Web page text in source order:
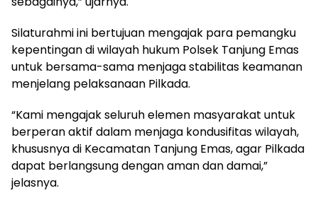
Silaturahmi ini bertujuan mengajak para pemangku
kepentingan di wilayah hukum Polsek Tanjung Emas
untuk bersama-sama menjaga stabilitas keamanan
menjelang pelaksanaan Pilkada.
“Kami mengajak seluruh elemen masyarakat untuk
berperan aktif dalam menjaga kondusifitas wilayah,
khususnya di Kecamatan Tanjung Emas, agar Pilkada
dapat berlangsung dengan aman dan damai,”
jelasnya.